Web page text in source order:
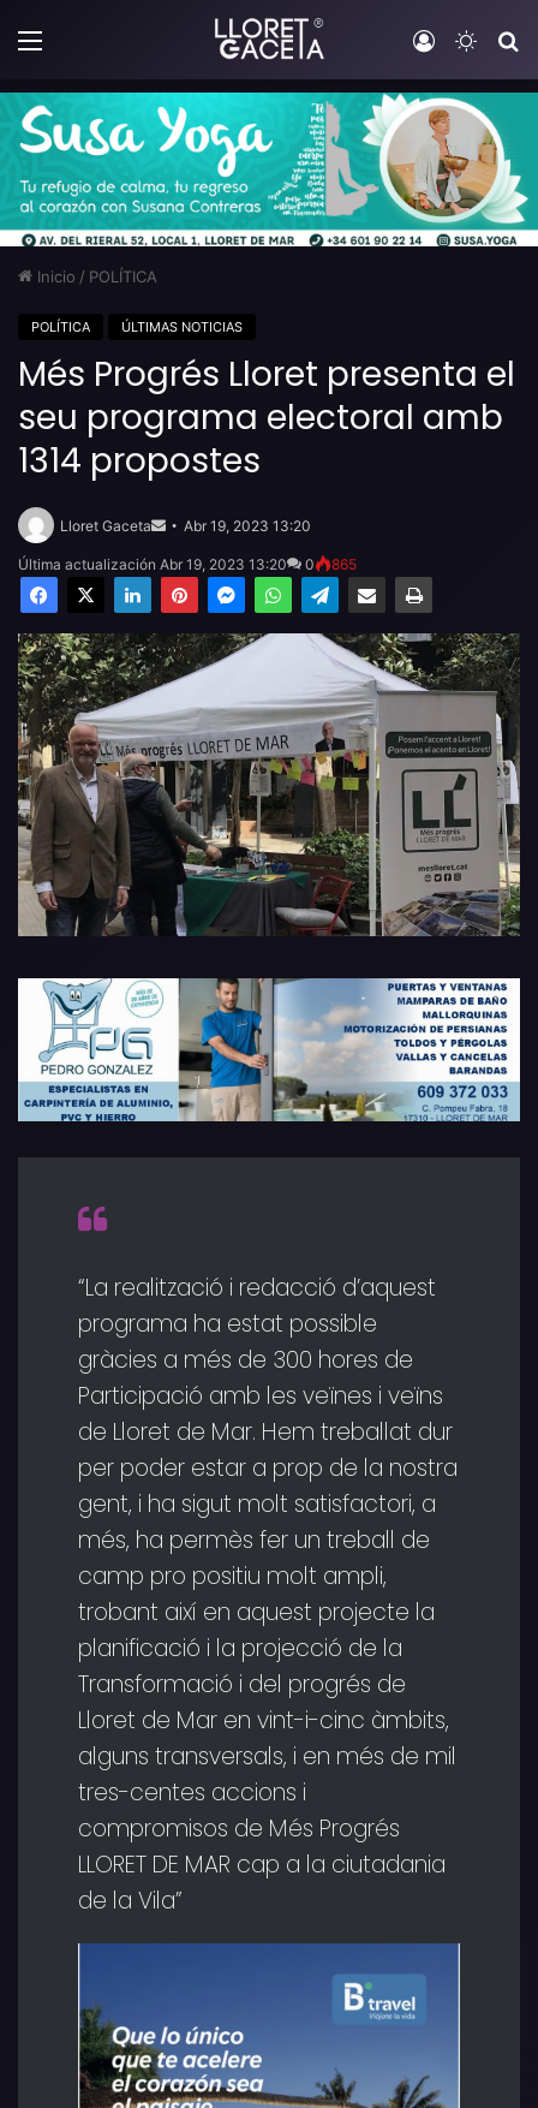
Menú Iniciar
Inicio / POLÍTICA
POLÍTICA ÚLTIMAS NOTICIAS
Més Progrés Lloret presenta el
seu programa electoral amb
1314 propostes
Lloret Gaceta
email
Abr 19, 2023 13:20
Última actualización Abr 19, 2023 13:20 0 865
Facebook
X LinkedInPinterestMessengerWhatsAppTelegramCompartir por email Imprimir
“La realització i redacció d’aquest
programa ha estat possible
gràcies a més de 300 hores de
Participació amb les veïnes i veïns
de Lloret de Mar. Hem treballat dur
per poder estar a prop de la nostra
gent, i ha sigut molt satisfactori, a
més, ha permès fer un treball de
camp pro positiu molt ampli,
trobant així en aquest projecte la
planificació i la projecció de la
Transformació i del progrés de
Lloret de Mar en vint-i-cinc àmbits,
alguns transversals, i en més de mil
tres-centes accions i
compromisos de Més Progrés
LLORET DE MAR cap a la ciutadania
de la Vila”